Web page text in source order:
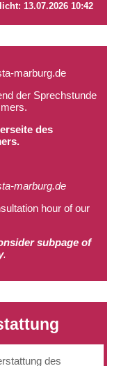
13.07.2026 10:42
marburg.de
der Sprechstunde
des
.
marburg.de
hour of our
subpage of
.
des